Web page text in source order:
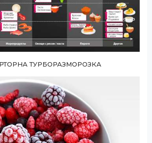
ТУРБОРАЗМОРОЗКА